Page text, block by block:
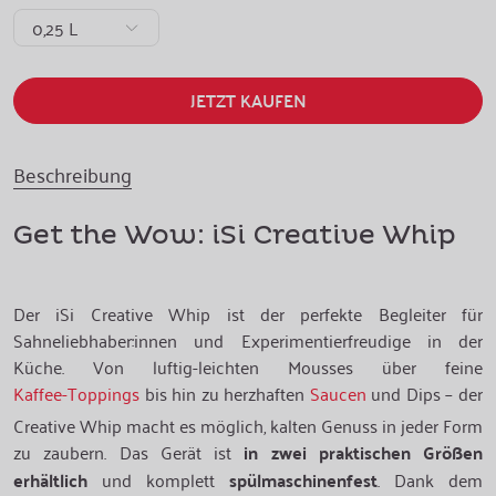
0,25 L
JETZT KAUFEN
Beschreibung
Get the Wow: iSi Creative Whip
Der iSi Creative Whip ist der perfekte Begleiter für
Sahneliebhaber:innen und Experimentierfreudige in der
Küche. Von luftig-leichten Mousses über feine
Kaffee-Toppings bis hin zu herzhaften Saucen und Dips – der
Creative Whip macht es möglich, kalten Genuss in jeder Form
zu zaubern. Das Gerät ist in zwei praktischen Größen
erhältlich und komplett spülmaschinenfest. Dank dem